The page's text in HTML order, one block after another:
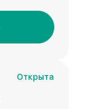
Открыта